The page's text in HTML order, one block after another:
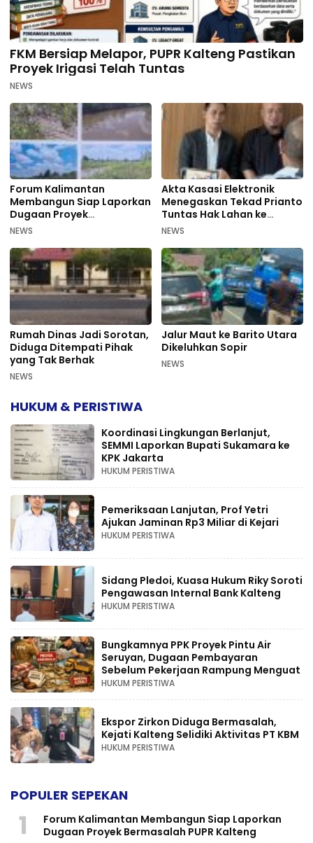
FKM Bersiap Melapor, PUPR Kalteng Pastikan
Proyek Irigasi Telah Tuntas
NEWS
Forum Kalimantan
Membangun Siap Laporkan
Dugaan Proyek
Bermasalah PUPR Kalteng
NEWS
Akta Kasasi Elektronik
Menegaskan Tekad Prianto
Tuntas Hak Lahan ke
Mahkamah Agung
NEWS
Rumah Dinas Jadi Sorotan,
Diduga Ditempati Pihak
yang Tak Berhak
NEWS
Jalur Maut ke Barito Utara
Dikeluhkan Sopir
NEWS
HUKUM & PERISTIWA
Koordinasi Lingkungan Berlanjut,
SEMMI Laporkan Bupati Sukamara ke
KPK Jakarta
HUKUM PERISTIWA
Pemeriksaan Lanjutan, Prof Yetri
Ajukan Jaminan Rp3 Miliar di Kejari
HUKUM PERISTIWA
Sidang Pledoi, Kuasa Hukum Riky Soroti
Pengawasan Internal Bank Kalteng
HUKUM PERISTIWA
Bungkamnya PPK Proyek Pintu Air
Seruyan, Dugaan Pembayaran
Sebelum Pekerjaan Rampung Menguat
HUKUM PERISTIWA
Ekspor Zirkon Diduga Bermasalah,
Kejati Kalteng Selidiki Aktivitas PT KBM
HUKUM PERISTIWA
POPULER SEPEKAN
1
Forum Kalimantan Membangun Siap Laporkan
Dugaan Proyek Bermasalah PUPR Kalteng